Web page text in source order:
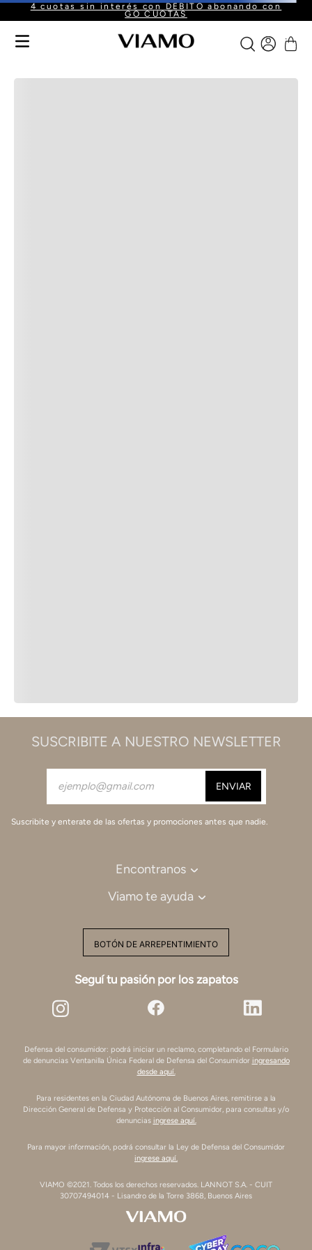
4 cuotas sin interés con DÉBITO abonando con
GO CUOTAS
SUSCRIBITE A NUESTRO NEWSLETTER
Suscribite y enterate de las ofertas y promociones antes que nadie.
Encontranos
Viamo te ayuda
BOTÓN DE ARREPENTIMIENTO
Seguí tu pasión por los zapatos
Defensa del consumidor: podrá iniciar un reclamo, completando el Formulario
de denuncias Ventanilla Única Federal de Defensa del Consumidor ingresando
desde aquí.
Para residentes en la Ciudad Autónoma de Buenos Aires, remitirse a la
Dirección General de Defensa y Protección al Consumidor, para consultas y/o
denuncias ingrese aquí.
Para mayor información, podrá consultar la Ley de Defensa del Consumidor
ingrese aquí.
VIAMO ©2021. Todos los derechos reservados. LANNOT S.A. - CUIT
30707494014 - Lisandro de la Torre 3868, Buenos Aires